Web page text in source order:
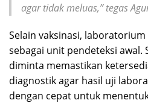
agar tidak meluas,” tegas
Selain vaksinasi,
sebagai unit pendeteksi
diminta memastikan
diagnostik agar hasil uji
dengan cepat untuk